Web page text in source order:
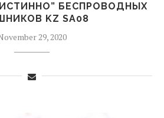
БЕСПРОВОДНЫХ
KZ SA08
29, 2020